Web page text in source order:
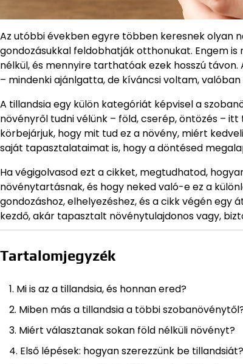
Az utóbbi években egyre többen keresnek olyan
gondozásukkal feldobhatják otthonukat. Engem
nélkül, és mennyire tarthatóak ezek hosszú
– mindenki ajánlgatta, de kíváncsi voltam,
A tillandsia egy külön kategóriát képvisel a
növényről tudni vélünk – föld, cserép, öntözés –
körbejárjuk, hogy mit tud ez a növény, miért
saját tapasztalataimat is, hogy a döntésed
Ha végigolvasod ezt a cikket, megtudhatod,
növénytartásnak, és hogy neked való-e ez a
gondozáshoz, elhelyezéshez, és a cikk végén egy
kezdő, akár tapasztalt növénytulajdonos vagy,
Tartalomjegyzék
Mi is az a tillandsia, és honnan ered?
Miben más a tillandsia a többi
Miért választanak sokan föld nélküli növényt?
Első lépések: hogyan szerezzünk be tillandsiát?